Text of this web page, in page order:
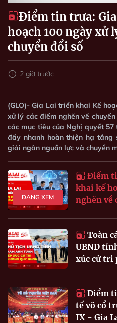
Điểm tin trưa:
hoạch 100 ngày xử
chuyển đổi số
2 giờ trước
(GLO)- Gia Lai triển khai Kế
xử lý các điểm nghẽn về
các mục tiêu của Nghị quyết
đẩy nhanh hoàn thiện hạ tầng
giải ngân nguồn lực và chuyển
ĐANG XEM
Điểm
khai kế
nghẽn về
Toàn
UBND
xúc cử tri
Điểm
tế võ cổ
IX - Gia